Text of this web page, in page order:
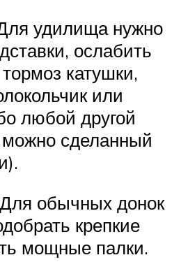
удилища нужно
ослабить
катушки,
или
любой другой
можно сделанный
обычных донок
крепкие
мощные палки.